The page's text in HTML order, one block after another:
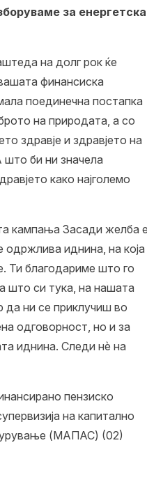
за енергетска
на долг рок ќе
финансиска
поединечна постапка
на природата, а со
здравје и здравјето на
би ни значела
како најголемо
кампања Засади желба
иднина, на која
Ти благодариме што го
што си тука, на нашата
да ни се приклучиш во
одговорност, но и за
иднина. Следи нѐ на
пензиско
на капитално
(МАПАС) (02)